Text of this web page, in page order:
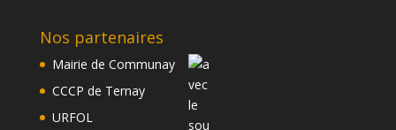
Nos partenaires
Mairie de Communay
CCCP de Ternay
URFOL